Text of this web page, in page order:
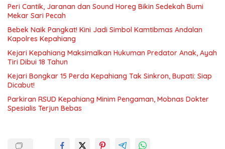
Peri Cantik, Jaranan dan Sound Horeg Bikin Sedekah Bumi
Mekar Sari Pecah
Bebek Naik Pangkat! Kini Jadi Simbol Kamtibmas Andalan
Kapolres Kepahiang
Kejari Kepahiang Maksimalkan Hukuman Predator Anak, Ayah
Tiri Dibui 18 Tahun
Kejari Bongkar 15 Perda Kepahiang Tak Sinkron, Bupati: Siap
Dicabut!
Parkiran RSUD Kepahiang Minim Pengaman, Mobnas Dokter
Spesialis Terjun Bebas